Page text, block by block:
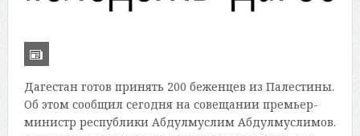
Дагестан готов принять 200 беженцев из Палестины.
Об этом сообщил сегодня на совещании премьер-
министр республики Абдулмуслим Абдулмуслимов.